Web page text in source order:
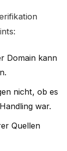
Domain kann
nicht, ob es
war.
Quellen